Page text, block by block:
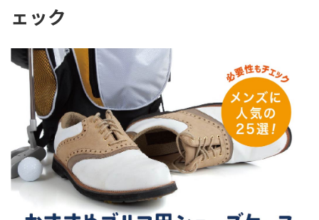
ェック